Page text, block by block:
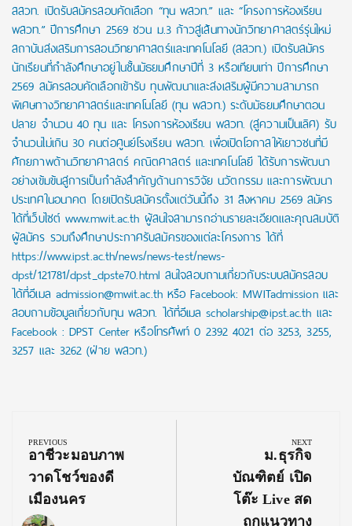
สสวท. เปิดรับสมัครสอบคัดเลือก “ทุน พสวท.” และ “โครงการห้องเรียน
พสวท.” ปีการศึกษา 2569 ชวน ม.3 ก้าวสู่เส้นทางนักวิทยาศาสตร์รุ่นใหม่
สถาบันส่งเสริมการสอนวิทยาศาสตร์และเทคโนโลยี (สสวท.) เปิดรับสมัคร
นักเรียนที่กำลังศึกษาอยู่ในชั้นมัธยมศึกษาปีที่ 3 หรือเทียบเท่า ปีการศึกษา
2569 สมัครสอบคัดเลือกเข้ารับ ทุนพัฒนาและส่งเสริมผู้มีความสามารถ
พิเศษทางวิทยาศาสตร์และเทคโนโลยี (ทุน พสวท.) ระดับมัธยมศึกษาตอน
ปลาย จำนวน 40 ทุน และ โครงการห้องเรียน พสวท. (สู่ความเป็นเลิศ) รับ
จำนวนไม่เกิน 30 คนต่อศูนย์โรงเรียน พสวท. เพื่อเปิดโอกาสให้เยาวชนที่มี
ศักยภาพด้านวิทยาศาสตร์ คณิตศาสตร์ และเทคโนโลยี ได้รับการพัฒนา
อย่างเข้มข้นสู่การเป็นกำลังสำคัญด้านการวิจัย นวัตกรรม และการพัฒนา
ประเทศในอนาคต โดยเปิดรับสมัครตั้งแต่วันนี้ถึง 31 สิงหาคม 2569 สมัคร
ได้ที่เว็บไซต์ www.mwit.ac.th ผู้สนใจสามารถอ่านรายละเอียดและคุณสมบัติ
ผู้สมัคร รวมถึงศึกษาประกาศรับสมัครของแต่ละโครงการ ได้ที่
https://www.ipst.ac.th/news/news-test/news-
dpst/121781/dpst_dpste70.html สนใจสอบถามเกี่ยวกับระบบสมัครสอบ
ได้ที่อีเมล admission@mwit.ac.th หรือ Facebook: MWITadmission และ
สอบถามข้อมูลเกี่ยวกับทุน พสวท. ได้ที่อีเมล scholarship@ipst.ac.th และ
Facebook : DPST Center หรือโทรศัพท์ 0 2392 4021 ต่อ 3253, 3255,
3257 และ 3262 (ฝ่าย พสวท.)
navigation
PREVIOUS
Previous
Post:
อาชีวะมอบภาพ
วาดโชว์ของดี
เมืองนคร
NEXT
Next
Post:
ม.ธุรกิจ
บัณฑิตย์ เปิด
โต๊ะ Live สด
ถกแนวทาง